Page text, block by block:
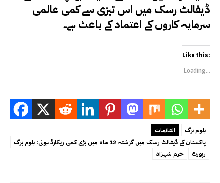
ڈیفالٹ رسک میں اس تیزی سے کمی عالمی
سرمایہ کاروں کے اعتماد کے باعث ہے۔
Like this:
Loading...
العلامات
بلوم برگ
پاکستان کے ڈیفالٹ رسک میں گزشتہ 12 ماہ میں بڑی کمی ریکارڈ ہوئی: بلوم برگ
خرم شہزاد
رپورٹ